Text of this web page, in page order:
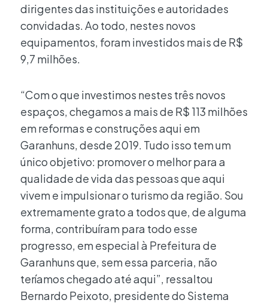
dirigentes das instituições e autoridades
convidadas. Ao todo, nestes novos
equipamentos, foram investidos mais de R$
9,7 milhões.
“Com o que investimos nestes três novos
espaços, chegamos a mais de R$ 113 milhões
em reformas e construções aqui em
Garanhuns, desde 2019. Tudo isso tem um
único objetivo: promover o melhor para a
qualidade de vida das pessoas que aqui
vivem e impulsionar o turismo da região. Sou
extremamente grato a todos que, de alguma
forma, contribuíram para todo esse
progresso, em especial à Prefeitura de
Garanhuns que, sem essa parceria, não
teríamos chegado até aqui”, ressaltou
Bernardo Peixoto, presidente do Sistema